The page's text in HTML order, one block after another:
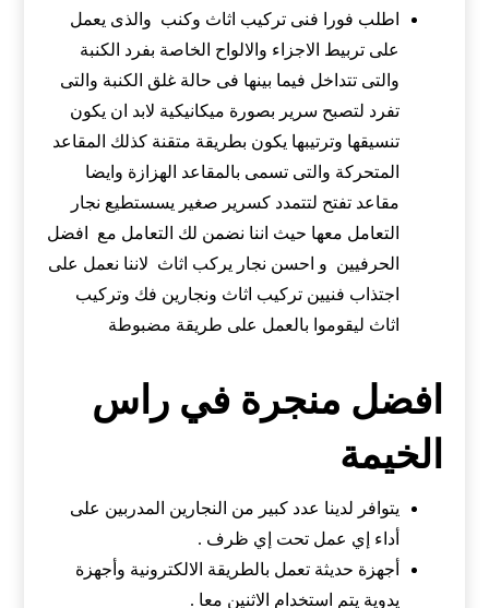
اطلب فورا فنى تركيب اثاث وكنب والذى يعمل
على تربيط الاجزاء والالواح الخاصة بفرد الكنبة
والتى تتداخل فيما بينها فى حالة غلق الكنبة والتى
تفرد لتصبح سرير بصورة ميكانيكية لابد ان يكون
تنسيقها وترتيبها يكون بطريقة متقنة كذلك المقاعد
المتحركة والتى تسمى بالمقاعد الهزازة وايضا
مقاعد تفتح لتتمدد كسرير صغير يسستطيع نجار
التعامل معها حيث اننا نضمن لك التعامل مع افضل
الحرفيين و احسن نجار يركب اثاث لاننا نعمل على
اجتذاب فنيين تركيب اثاث ونجارين فك وتركيب
اثاث ليقوموا بالعمل على طريقة مضبوطة
افضل منجرة في راس
الخيمة
يتوافر لدينا عدد كبير من النجارين المدربين على
أداء إي عمل تحت إي ظرف .
أجهزة حديثة تعمل بالطريقة الالكترونية وأجهزة
يدوية يتم استخدام الاثنين معا .